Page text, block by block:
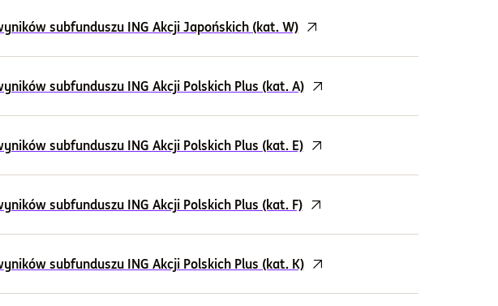
subfunduszu ING Akcji Japońskich (kat. W)
subfunduszu ING Akcji Polskich Plus (kat. A)
subfunduszu ING Akcji Polskich Plus (kat. E)
subfunduszu ING Akcji Polskich Plus (kat. F)
subfunduszu ING Akcji Polskich Plus (kat. K)